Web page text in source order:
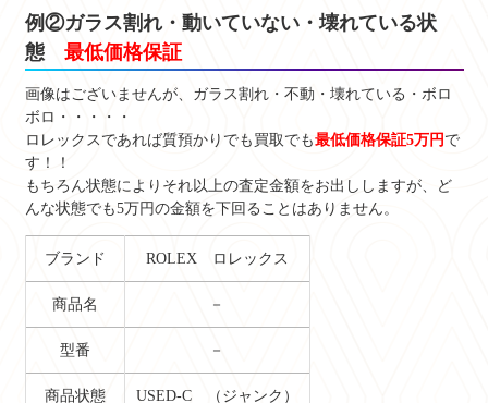
例②ガラス割れ・動いていない・壊れている状
態 最低価格保証
画像はございませんが、ガラス割れ・不動・壊れている・ボロ
ボロ・・・・・
ロレックスであれば質預かりでも買取でも最低価格保証5万円 で
す！！
もちろん状態によりそれ以上の査定金額をお出ししますが、ど
んな状態でも5万円の金額を下回ることはありません。
ブランド ROLEX ロレックス
商品名 －
型番 －
商品状態 USED-C （ジャンク）